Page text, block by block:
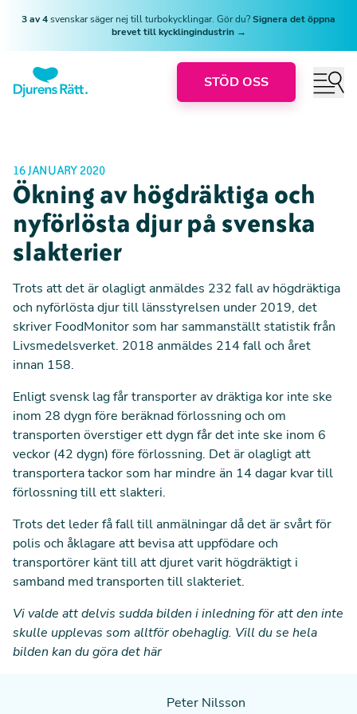
3 av 4svenskar säger nej till turbokycklingar. Gör du?Signera det öppna
brevet till kycklingindustrin →
STÖD OSS
16 JANUARY 2020
Ökning av högdräktiga och
nyförlösta djur på svenska
slakterier
Trots att det är olagligt anmäldes 232 fall av högdräktiga
och nyförlösta djur till länsstyrelsen under 2019, det
skriver FoodMonitor som har sammanställt statistik från
Livsmedelsverket. 2018 anmäldes 214 fall och året
innan 158.
Enligt svensk lag får transporter av dräktiga kor inte ske
inom 28 dygn före beräknad förlossning och om
transporten överstiger ett dygn får det inte ske inom 6
veckor (42 dygn) före förlossning. Det är olagligt att
transportera tackor som har mindre än 14 dagar kvar till
förlossning till ett slakteri.
Trots det leder få fall till anmälningar då det är svårt för
polis och åklagare att bevisa att uppfödare och
transportörer känt till att djuret varit högdräktigt i
samband med transporten till slakteriet.
Vi valde att delvis sudda bilden i inledning för att den inte
skulle upplevas som alltför obehaglig. Vill du se hela
bilden kan du göra det här
Peter Nilsson